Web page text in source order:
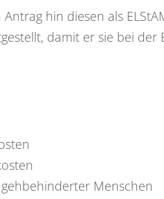
hin diesen als
damit er sie bei
Menschen